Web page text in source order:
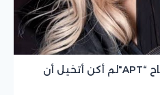
روزي تعترف بدهشتها من نجاح “APT"لم أكن أتخيل أن